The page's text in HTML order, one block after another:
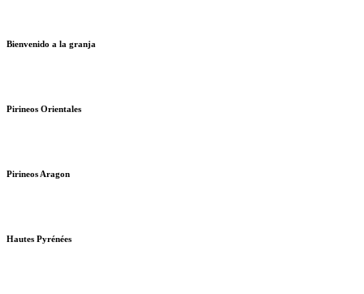
Bienvenido a la granja
Pirineos Orientales
Pirineos Aragon
Hautes Pyrénées